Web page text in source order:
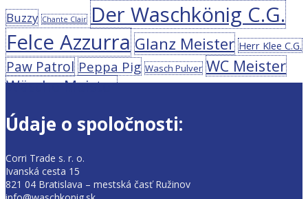
Buzzy Chante Clair
Der Waschkönig C.G.
Felce Azzurra Glanz Meister Herr Klee C.G.
Paw Patrol Peppa Pig Wasch Pulver WC Meister
Wäsche Meister
Údaje o spoločnosti:
Corri Trade s. r. o.
Ivanská cesta 15
821 04 Bratislava – mestská časť Ružinov